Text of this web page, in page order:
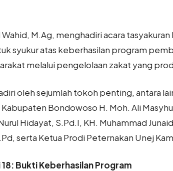
M.Ag, menghadiri acara tasyakuran
syukur atas keberhasilan program
melalui pengelolaan zakat yang
oleh sejumlah tokoh penting, antara
Bondowoso H. Moh. Ali
Hidayat, S.Pd.I, KH. Muhammad
serta Ketua Prodi Peternakan Unej
Bukti Keberhasilan Program